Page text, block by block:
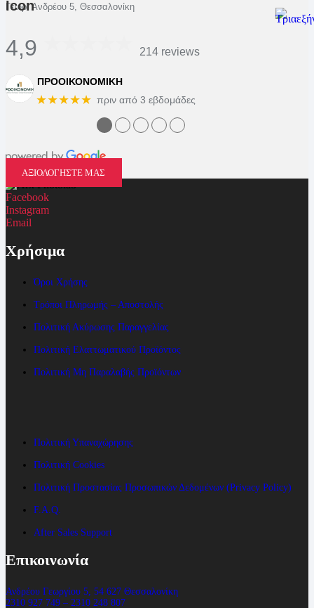
Γεωρ. Ανδρέου 5, Θεσσαλονίκη
4,9 214 reviews
ΠΡΟΟΙΚΟΝΟΜΙΚΗ
★★★★★ πριν από 3 εβδομάδες
●●●●●
ΑΞΙΟΛΟΓΗΣΤΕ ΜΑΣ
Facebook
Instagram
Email
Χρήσιμα
Όροι Χρήσης
Τρόποι Πληρωμής – Αποστολής
Πολιτική Ακύρωσης Παραγγελίας
Πολιτική Ελαττωματικού Προϊόντος
Πολιτική Μη Παραλαβής Προϊόντων
Πολιτική Υπαναχώρησης
Πολιτική Cookies
Πολιτική Προστασίας Προσωπικών Δεδομένων (Privacy Policy)
F.A.Q.
After Sales Support
Επικοινωνία
Ανδρέου Γεωργίου 5, 54 627 Θεσσαλονίκη
2310 927 749 – 2310 248 807